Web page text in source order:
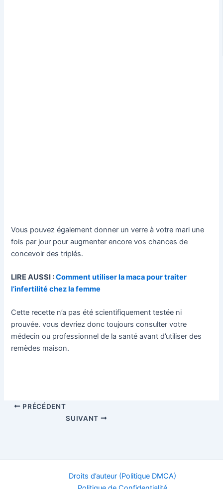
Vous pouvez également donner un verre à votre mari une
fois par jour pour augmenter encore vos chances de
concevoir des triplés.
LIRE AUSSI :Comment utiliser la maca pour traiter
l’infertilité chez la femme
Cette recette n’a pas été scientifiquement testée ni
prouvée. vous devriez donc toujours consulter votre
médecin ou professionnel de la santé avant d’utiliser des
remèdes maison.
PRÉCÉDENT
SUIVANT
Droits d’auteur (Politique DMCA)